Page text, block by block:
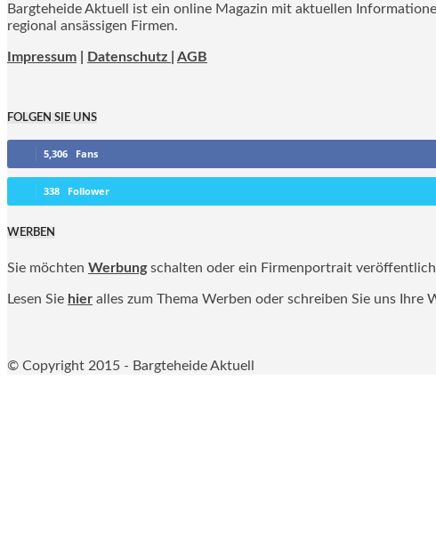
Bargteheide Aktuell ist ein online Magazin mit aktuellen
regional ansässigen Firmen.
Impressum Datenschutz | AGB
FOLGEN SIE UNS
5,306 Fans
338 Follower
WERBEN
Sie möchten Werbung schalten oder ein Firmenportrait
Lesen Sie hier alles zum Thema Werben oder schreiben Sie uns Ihre
© Copyright 2015 - Bargteheide Aktuell